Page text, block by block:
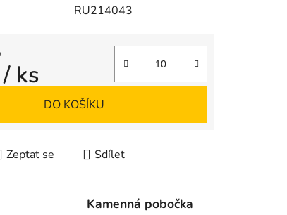
RU214043
/ ks
DO KOŠÍKU
Zeptat se Sdílet
Kamenná pobočka